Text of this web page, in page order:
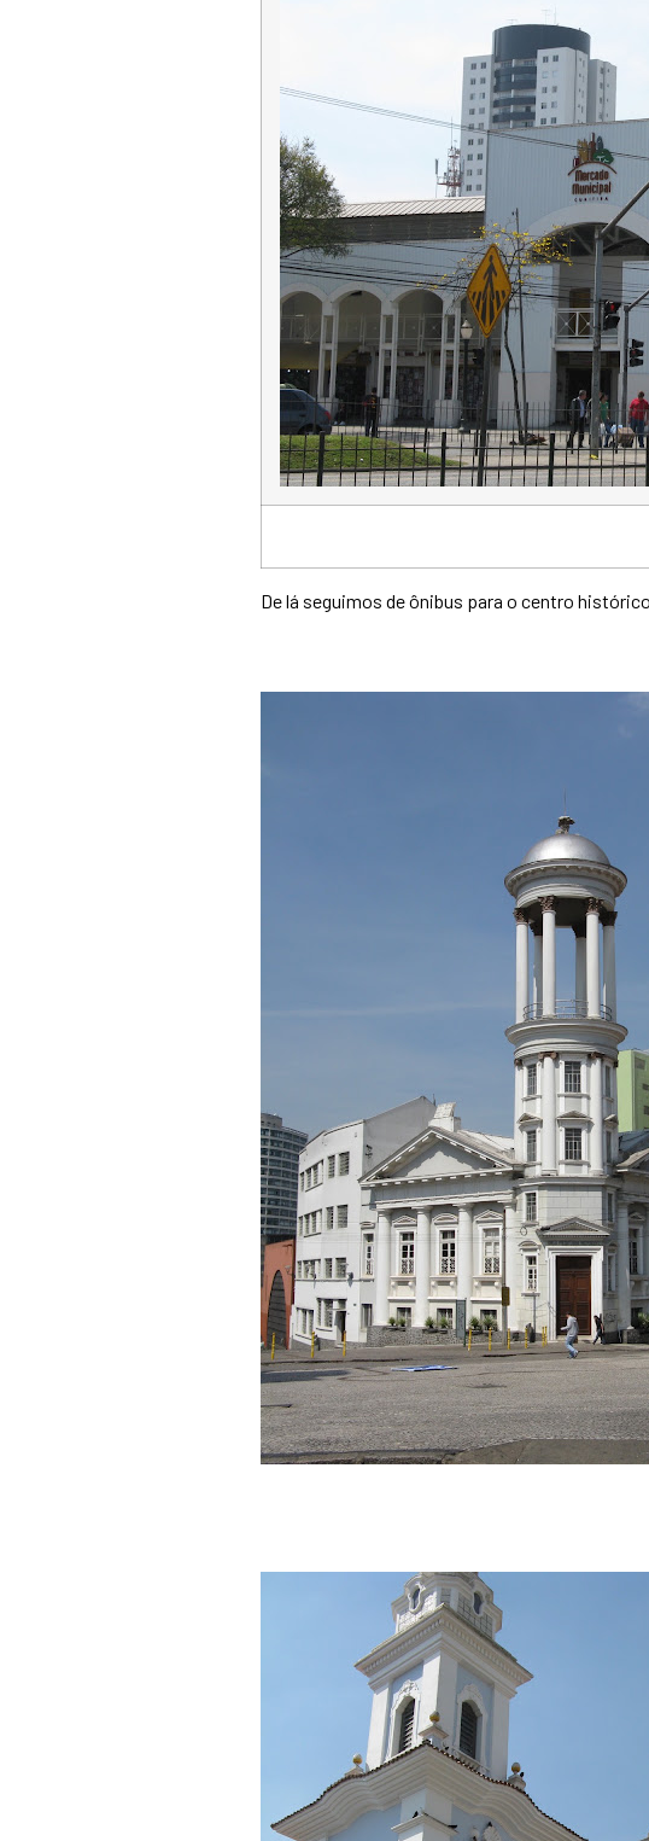
De lá seguimos de ônibus para o centro